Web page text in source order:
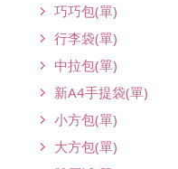
巧巧包(單)
行李袋(單)
中拉包(單)
新A4手提袋(單)
小方包(單)
大方包(單)